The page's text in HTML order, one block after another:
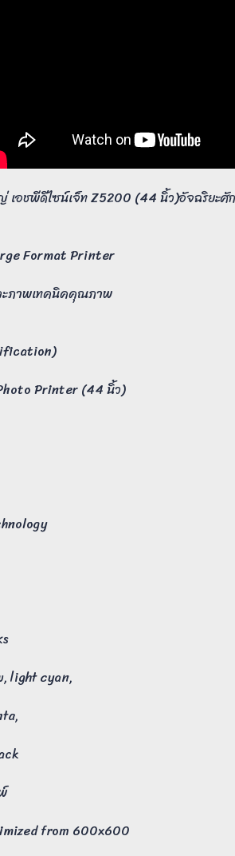
เอชพีดีไซน์เจ็ท Z5200 (44 นิ้ว)อัจฉริย
Format Printer
ภาพเทคนิคคุณภาพ
Printer (44 นิ้ว)
light cyan,
from 600x600